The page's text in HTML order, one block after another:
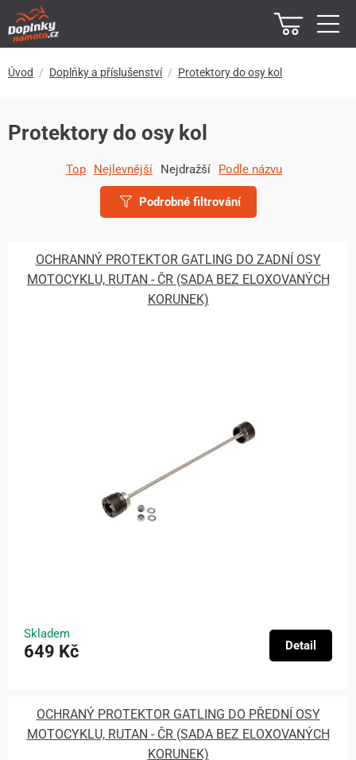
Úvod Doplňky a příslušenství Protektory do osy kol
Protektory do osy kol
Top Nejlevnější Nejdražší Podle názvu
Podrobné filtrování
OCHRANNÝ PROTEKTOR GATLING DO ZADNÍ OSY
MOTOCYKLU, RUTAN - ČR (SADA BEZ ELOXOVANÝCH
KORUNEK)
Skladem
649 Kč Detail
OCHRANÝ PROTEKTOR GATLING DO PŘEDNÍ OSY
MOTOCYKLU, RUTAN - ČR (SADA BEZ ELOXOVANÝCH
KORUNEK)